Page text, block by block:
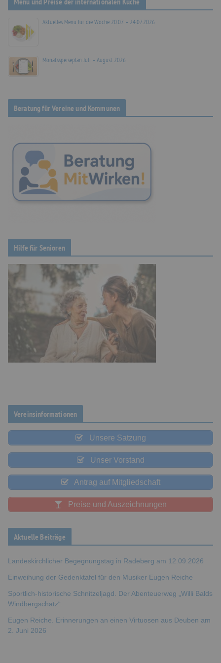
Aktuelles Menü für die Woche 20.07. – 24.07.2026
Monatsspeiseplan Juli – August 2026
Beratung für Vereine und Kommunen
Hilfe für Senioren
Vereinsinformationen
Unsere Satzung
Unser Vorstand
Antrag auf Mitgliedschaft
Preise und Auszeichnungen
Aktuelle Beiträge
Landeskirchlicher Begegnungstag in Radeberg am 12.09.2026
Einweihung der Gedenktafel für den Musiker Eugen Reiche
Sportlich-historische Schnitzeljagd. Der Abenteuerweg „Willi Balds
Windbergschatz“.
Eugen Reiche. Erinnerungen an einen Virtuosen aus Deuben am
2. Juni 2026